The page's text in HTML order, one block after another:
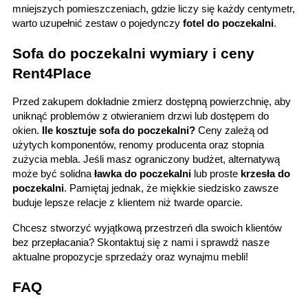
mniejszych pomieszczeniach, gdzie liczy się każdy centymetr,
warto uzupełnić zestaw o pojedynczy fotel do poczekalni.
Sofa do poczekalni wymiary i ceny
Rent4Place
Przed zakupem dokładnie zmierz dostępną powierzchnię, aby
uniknąć problemów z otwieraniem drzwi lub dostępem do
okien.
Ile kosztuje sofa do poczekalni? Ceny zależą od
użytych komponentów, renomy producenta oraz stopnia
zużycia mebla. Jeśli masz ograniczony budżet, alternatywą
może być solidna ławka do poczekalni lub proste krzesła do
poczekalni. Pamiętaj jednak, że miękkie siedzisko zawsze
buduje lepsze relacje z klientem niż twarde oparcie.
Chcesz stworzyć wyjątkową przestrzeń dla swoich klientów
bez przepłacania? Skontaktuj się z nami i sprawdź nasze
aktualne propozycje sprzedaży oraz wynajmu mebli!
FAQ